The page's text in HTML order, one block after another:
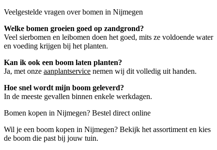
Veelgestelde vragen over bomen in Nijmegen
Welke bomen groeien goed op zandgrond?
Veel sierbomen en leibomen doen het goed, mits ze voldoende water
en voeding krijgen bij het planten.
Kan ik ook een boom laten planten?
Ja, met onze aanplantservice nemen wij dit volledig uit handen.
Hoe snel wordt mijn boom geleverd?
In de meeste gevallen binnen enkele werkdagen.
Bomen kopen in Nijmegen? Bestel direct online
Wil je een boom kopen in Nijmegen? Bekijk het assortiment en kies
de boom die past bij jouw tuin.